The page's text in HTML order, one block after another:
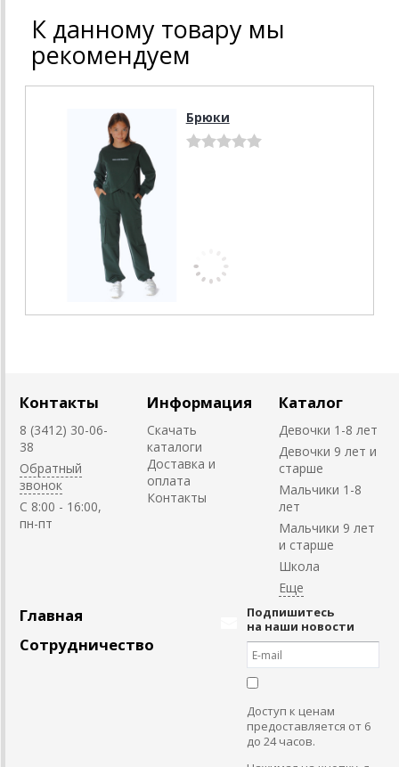
К данному товару мы
рекомендуем
Брюки
Контакты
8 (3412) 30-06-
38
Обратный
звонок
C 8:00 - 16:00,
пн-пт
Информация
Скачать
каталоги
Доставка и
оплата
Контакты
Каталог
Девочки 1-8 лет
Девочки 9 лет и
старше
Мальчики 1-8
лет
Мальчики 9 лет
и старше
Школа
Главная
Сотрудничество
Подпишитесь
на наши новости
Доступ к ценам
предоставляется от 6
до 24 часов.